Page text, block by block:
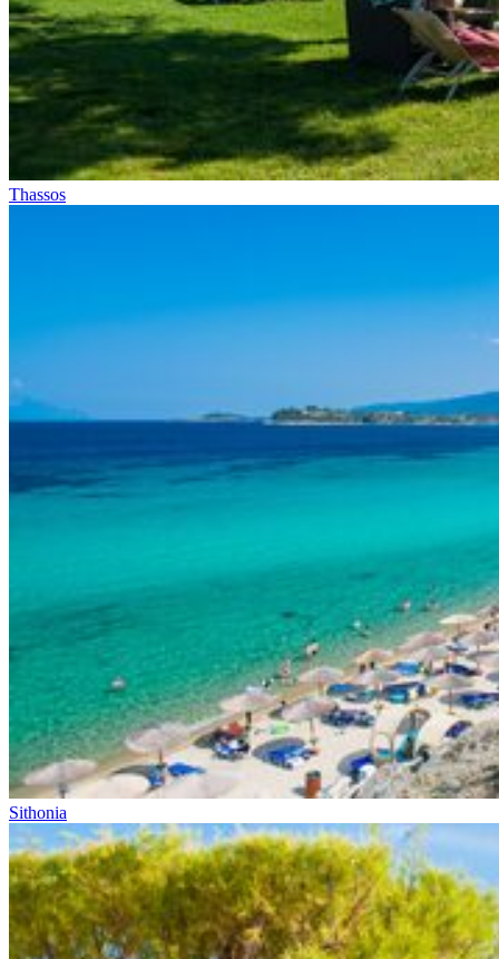
Thassos
Sithonia